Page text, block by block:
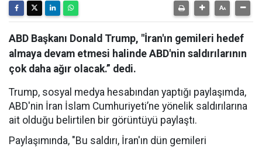
ABD Başkanı Donald Trump, "İran'ın gemileri hedef
almaya devam etmesi halinde ABD'nin saldırılarının
çok daha ağır olacak.” dedi.
Trump, sosyal medya hesabından yaptığı paylaşımda,
ABD'nin İran İslam Cumhuriyeti’ne yönelik saldırılarına
ait olduğu belirtilen bir görüntüyü paylaştı.
Paylaşımında, "Bu saldırı, İran'ın dün gemileri